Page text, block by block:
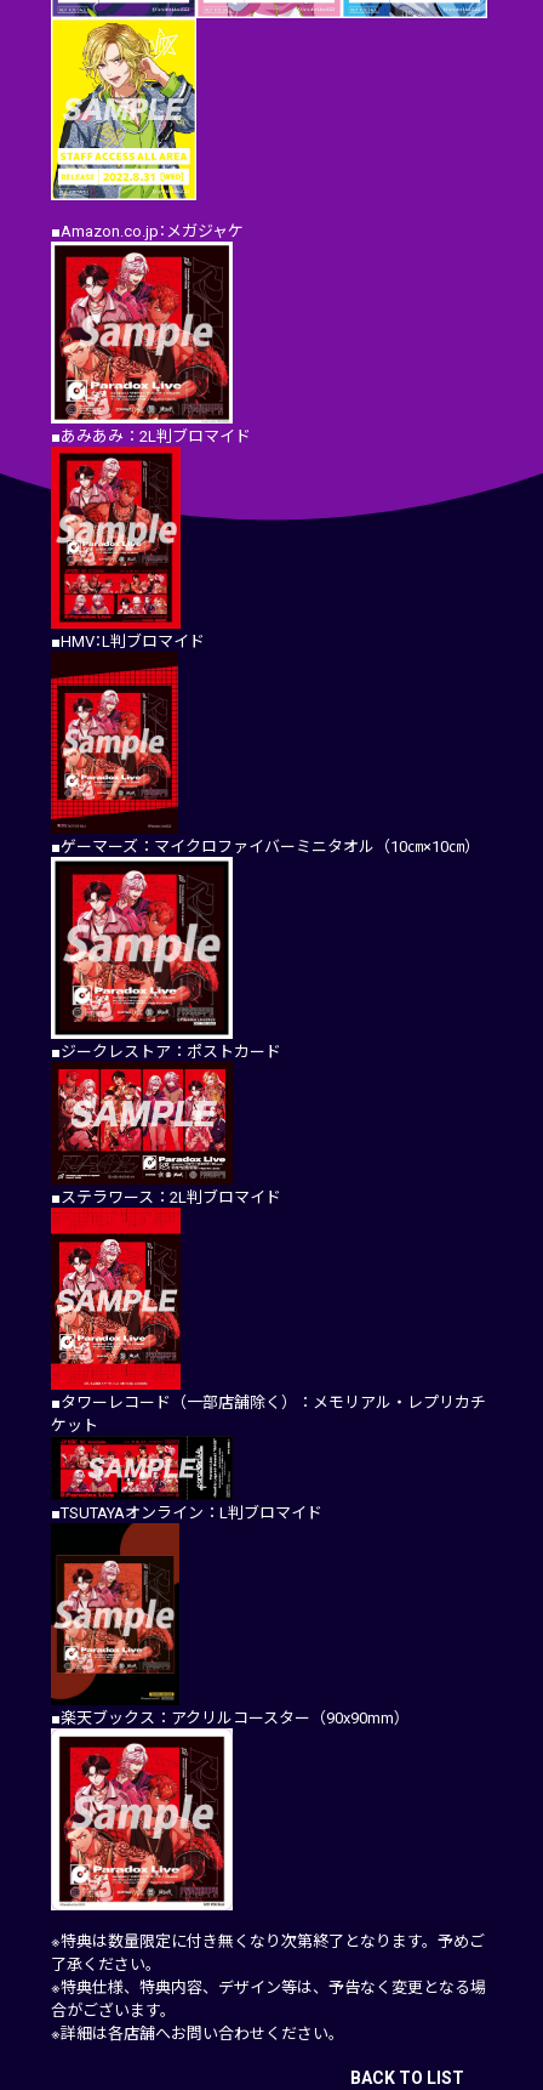
■Amazon.co.jp：メガジャケ
■あみあみ：2L判ブロマイド
■HMV：L判ブロマイド
■ゲーマーズ：マイクロファイバーミニタオル（10㎝×10㎝）
■ジークレストア：ポストカード
■ステラワース：2L判ブロマイド
■タワーレコード（一部店舗除く）：メモリアル・レプリカチ
ケット
■TSUTAYAオンライン：L判ブロマイド
■楽天ブックス：アクリルコースター（90x90mm）
※特典は数量限定に付き無くなり次第終了となります。予めご
了承ください。
※特典仕様、特典内容、デザイン等は、予告なく変更となる場
合がございます。
※詳細は各店舗へお問い合わせください。
BACK TO LIST